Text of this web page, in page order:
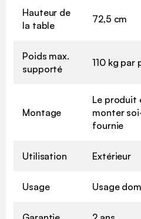
Hauteur de
la table
72,5 cm
Poids max.
supporté
110 kg par
Montage
Le produit
monter
fournie
Utilisation Extérieur
Usage Usage